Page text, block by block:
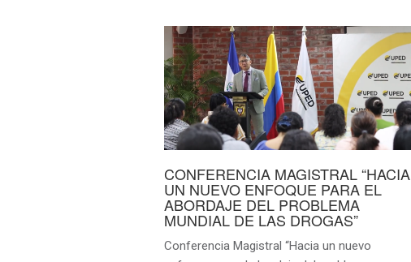
CONFERENCIA MAGISTRAL “HACIA
UN NUEVO ENFOQUE PARA EL
ABORDAJE DEL PROBLEMA
MUNDIAL DE LAS DROGAS”
Conferencia Magistral “Hacia un nuevo